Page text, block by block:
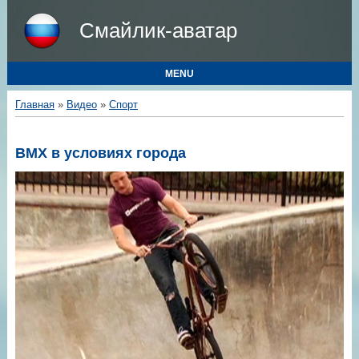
Смайлик-аватар
MENU
Главная» Видео» Спорт
BMX в условиях города